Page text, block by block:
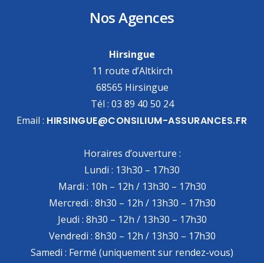
Nos Agences
Hirsingue
11 route d’Altkirch
68565 Hirsingue
Tél : 03 89 40 50 24
Email : HIRSINGUE@CONSILIUM-ASSURANCES.FR
Horaires d’ouverture :
Lundi : 13h30 – 17h30
Mardi : 10h – 12h / 13h30 – 17h30
Mercredi : 8h30 – 12h / 13h30 – 17h30
Jeudi : 8h30 – 12h / 13h30 – 17h30
Vendredi : 8h30 – 12h / 13h30 – 17h30
Samedi : Fermé (uniquement sur rendez-vous)